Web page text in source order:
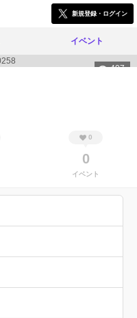
新規登録・ログイン
イベント
407
0
0
イベント